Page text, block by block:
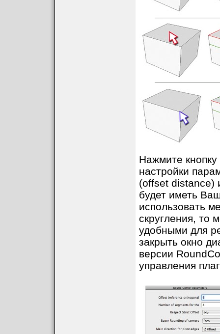
Нажмите кнопку
настройки
(offset distance)
будет иметь
использовать
скругления, то
удобными для
закрыть окно
версии
управления